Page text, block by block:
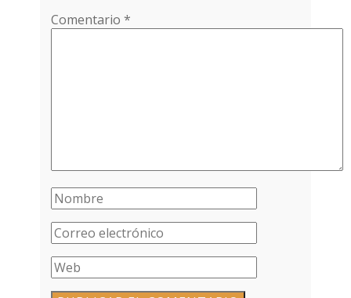
Comentario*